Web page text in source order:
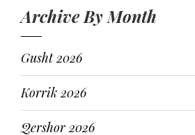
Archive By Month
Gusht 2026
Korrik 2026
Qershor 2026